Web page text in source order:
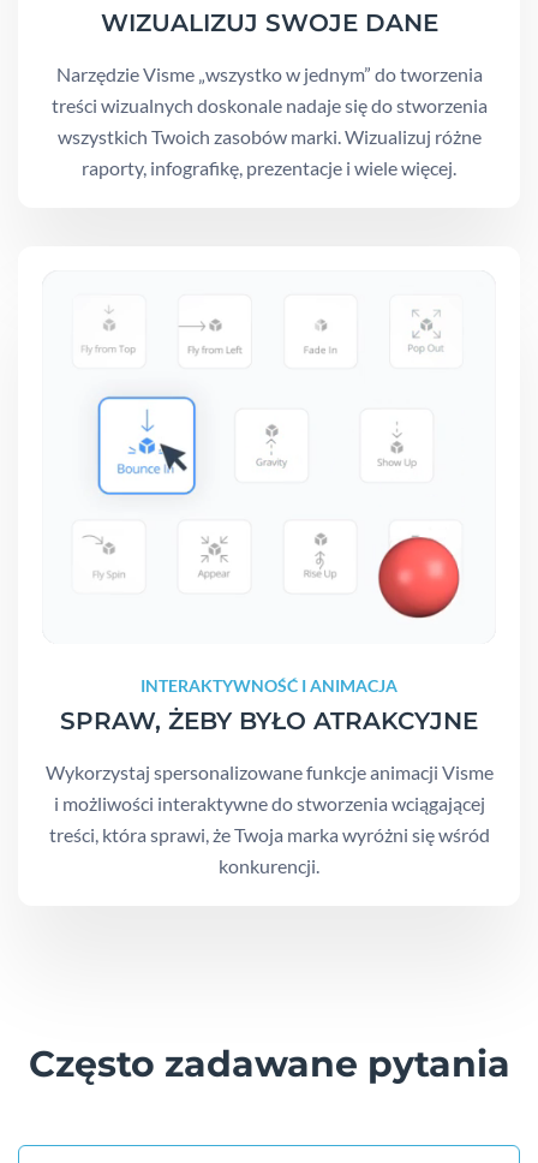
WIZUALIZUJ SWOJE DANE
Narzędzie Visme „wszystko w jednym” do tworzenia
treści wizualnych doskonale nadaje się do stworzenia
wszystkich Twoich zasobów marki. Wizualizuj różne
raporty, infografikę, prezentacje i wiele więcej.
INTERAKTYWNOŚĆ I ANIMACJA
SPRAW, ŻEBY BYŁO ATRAKCYJNE
Wykorzystaj spersonalizowane funkcje animacji Visme
i możliwości interaktywne do stworzenia wciągającej
treści, która sprawi, że Twoja marka wyróżni się wśród
konkurencji.
Często zadawane pytania